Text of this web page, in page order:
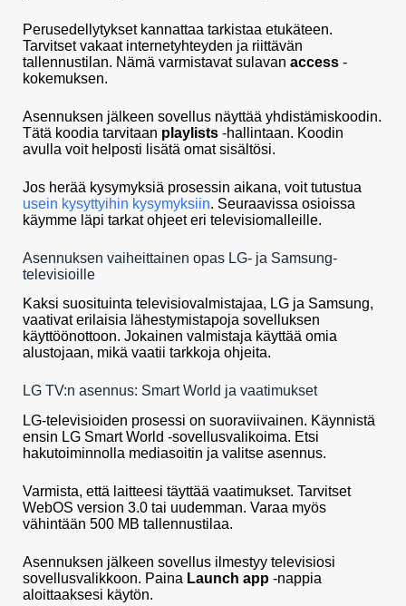
Perusedellytykset kannattaa tarkistaa etukäteen.
Tarvitset vakaat internetyhteyden ja riittävän
tallennustilan. Nämä varmistavat sulavan access -
kokemuksen.
Asennuksen jälkeen sovellus näyttää yhdistämiskoodin.
Tätä koodia tarvitaan playlists -hallintaan. Koodin
avulla voit helposti lisätä omat sisältösi.
Jos herää kysymyksiä prosessin aikana, voit tutustua
usein kysyttyihin kysymyksiin. Seuraavissa osioissa
käymme läpi tarkat ohjeet eri televisiomalleille.
Asennuksen vaiheittainen opas LG- ja Samsung-
televisioille
Kaksi suosituinta televisiovalmistajaa, LG ja Samsung,
vaativat erilaisia lähestymistapoja sovelluksen
käyttöönottoon. Jokainen valmistaja käyttää omia
alustojaan, mikä vaatii tarkkoja ohjeita.
LG TV:n asennus: Smart World ja vaatimukset
LG-televisioiden prosessi on suoraviivainen. Käynnistä
ensin LG Smart World -sovellusvalikoima. Etsi
hakutoiminnolla mediasoitin ja valitse asennus.
Varmista, että laitteesi täyttää vaatimukset. Tarvitset
WebOS version 3.0 tai uudemman. Varaa myös
vähintään 500 MB tallennustilaa.
Asennuksen jälkeen sovellus ilmestyy televisiosi
sovellusvalikkoon. Paina Launch app -nappia
aloittaaksesi käytön.